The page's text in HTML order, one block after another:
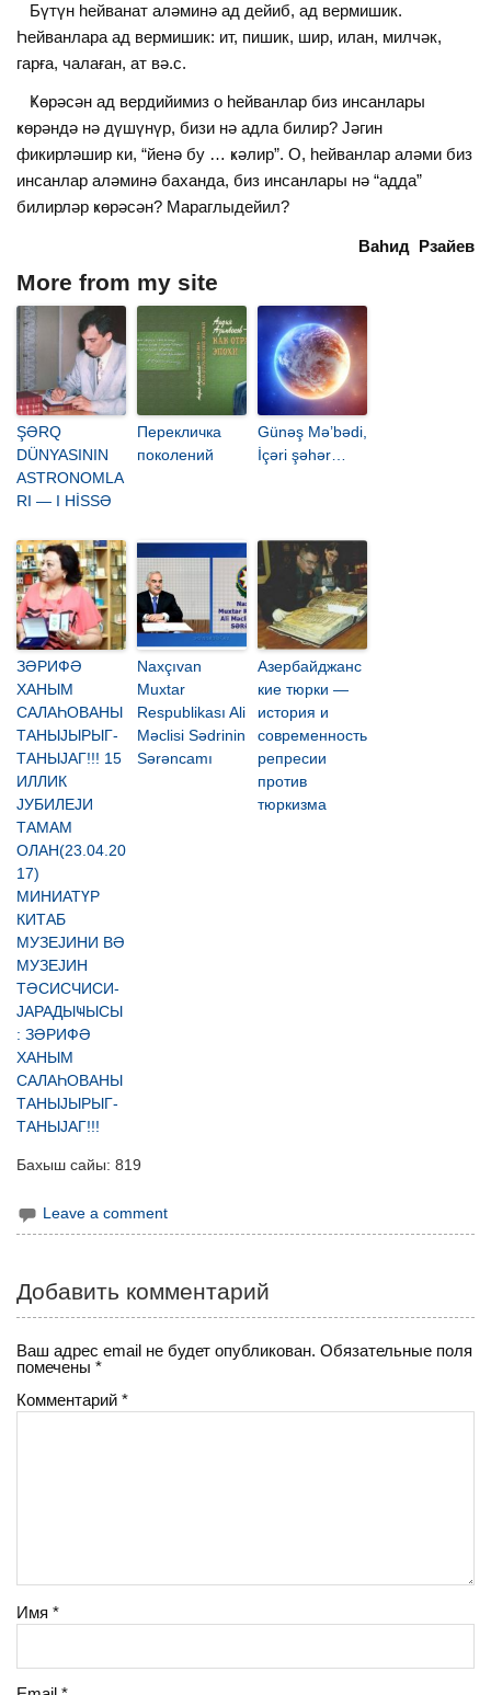
Бүтүн һейванат аләминә ад дейиб, ад вермишик.
Һейванлара ад вермишик: ит, пишик, шир, илан, милчәк,
гарға, чалаған, ат вә.с.
Ҝөрәсән ад вердийимиз о һейванлар биз инсанлары
ҝөрәндә нә дүшүнүр, бизи нә адла билир? Јәгин
фикирләшир ки, “йенә бу … ҝәлир”. О, һейванлар аләми биз
инсанлар аләминә баханда, биз инсанлары нә “адда”
билирләр ҝөрәсән? Мараглыдейил?
Ваһид Рзайев
More from my site
ŞƏRQ
DÜNYASININ
ASTRONOMLA
RI — I HİSSƏ
Перекличка
поколений
Günəş Mə’bədi,
İçəri şəhər…
ЗӘРИФӘ
ХАНЫМ
САЛАҺОВАНЫ
ТАНЫЈЫРЫГ-
ТАНЫЈАГ!!! 15
ИЛЛИК
ЈУБИЛЕЈИ
ТАМАМ
ОЛАН(23.04.20
17)
МИНИАТҮР
КИТАБ
МУЗЕЈИНИ ВӘ
МУЗЕЈИН
ТӘСИСЧИСИ-
ЈАРАДЫҸЫСЫ
: ЗӘРИФӘ
ХАНЫМ
САЛАҺОВАНЫ
ТАНЫЈЫРЫГ-
ТАНЫЈАГ!!!
Naxçıvan
Muxtar
Respublikası Ali
Məclisi Sədrinin
Sərəncamı
Азербайджанс
кие тюрки —
история и
современность
репресии
против
тюркизма
Бахыш сайы: 819
Leave a comment
Добавить комментарий
Ваш адрес email не будет опубликован. Обязательные поля
помечены*
Комментарий*
Имя*